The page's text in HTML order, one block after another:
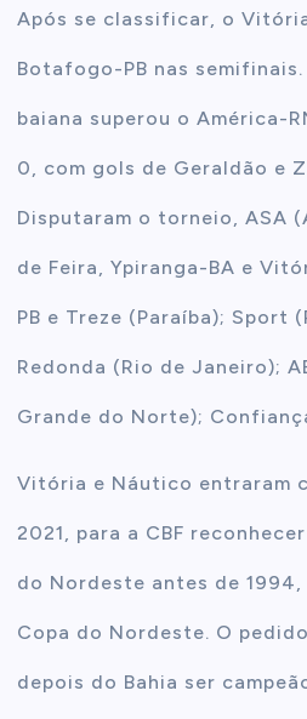
Após se classificar, o
Botafogo-PB nas
baiana superou o América-
0, com gols de Geraldão e
Disputaram o torneio, ASA
de Feira, Ypiranga-BA e
PB e Treze (Paraíba); Sport
Redonda (Rio de Janeiro);
Grande do Norte);
Vitória e Náutico entraram
2021, para a CBF
do Nordeste antes de 1994,
Copa do Nordeste. O
depois do Bahia ser